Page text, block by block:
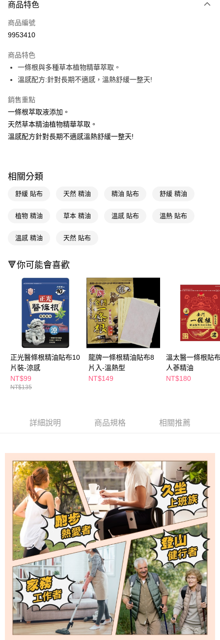
POYA支付
信用卡一次付款
LINE Pay
Apple Pay
街口支付
悠遊付
Google Pay
【關於「AFTEE先享後付」】
便利好安心！
２．便利：只要手機號碼，簡訊認證，即可結帳。
【「AFTEE先享後付」結帳流程】
２．訂單成立數日內，您將收到繳費通知簡訊。
３．收到繳費通知簡訊後14天內，點擊此簡訊中的連結，可透過四大超商／
ATM／網路銀行／等多元方式進行付款，方視為交易完成。
※ 請注意：結帳手續完成當下不需立刻繳費，但若您需要取消訂單，請聯絡
購買商品的店家。未經商家同意取消之訂單仍視為有效，需透過AFTEE先享
後付繳納相關費用。
※ 交易是否成功請以「AFTEE先享後付 」之結帳頁面顯示為準，若有關於
是否繳費成功／繳費後需取消欲退款等相關疑問，請聯繫「AFTEE先享後付
客戶支援中心」https://netprotections.freshdesk.com/support/home
【注意事項】
１．透過由恩沛科技股份有限公司提供之「AFTEE先享後付」服務完成之交
易，需依本服務之必要範圍內提供個人資料，並將交易相關給付款項請求債
權轉讓予恩沛科技股份有限公司。
２．關於個人資料處理事宜，請瀏覽以下網址：
「AFTEE先享後付」，若未經同意申辦者引起之損失，本公司不負相關責
請求用戶進行身份認證。
５．嚴禁一人註冊多個帳號或使用他人資訊註冊。若發現惡意使用之情形，
恩沛科技股份有限公司將有權停止該用戶之使用額度並採取法律行動。
每筆NT$65，滿NT$390(含以上)免運費
每筆NT$65，滿NT$390(含以上)免運費
萊爾富取貨付款
每筆NT$65，滿NT$490(含以上)免運費
付款後萊爾富取貨
每筆NT$65，滿NT$490(含以上)免運費
每筆NT$65，滿NT$490(含以上)免運費
付款後7-11取貨
每筆NT$100，滿NT$790(含以上)免運費
每筆NT$80，滿NT$290(含以上)免運費
商品特色
商品編號
9953410
商品特色
一條根與多種草本植物精華萃取。
溫感配方:針對長期不適感，溫熱舒緩一整天!
銷售重點
一條根萃取液添加。
天然草本精油植物精華萃取。
溫感配方針對長期不適感溫熱舒緩一整天!
相關分類
舒緩 貼布 天然 精油 精油 貼布 舒緩 精油
植物 精油 草本 精油 溫感 貼布 溫熱 貼布
溫感 精油 天然 貼布
🔻你可能會喜歡
正光醫條根精油貼布10
片裝-涼感
NT$99
NT$135
龍牌一條根精油貼布8
片入-溫熱型
NT$149
溫太醫一條根貼
人蔘精油
NT$180
詳細說明 商品規格 相關推薦